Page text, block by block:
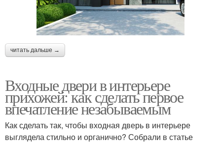
читать дальше →
Входные двери в интерьере
прихожей: как сделать первое
впечатление незабываемым
Как сделать так, чтобы входная дверь в интерьере
выглядела стильно и органично? Собрали в статье